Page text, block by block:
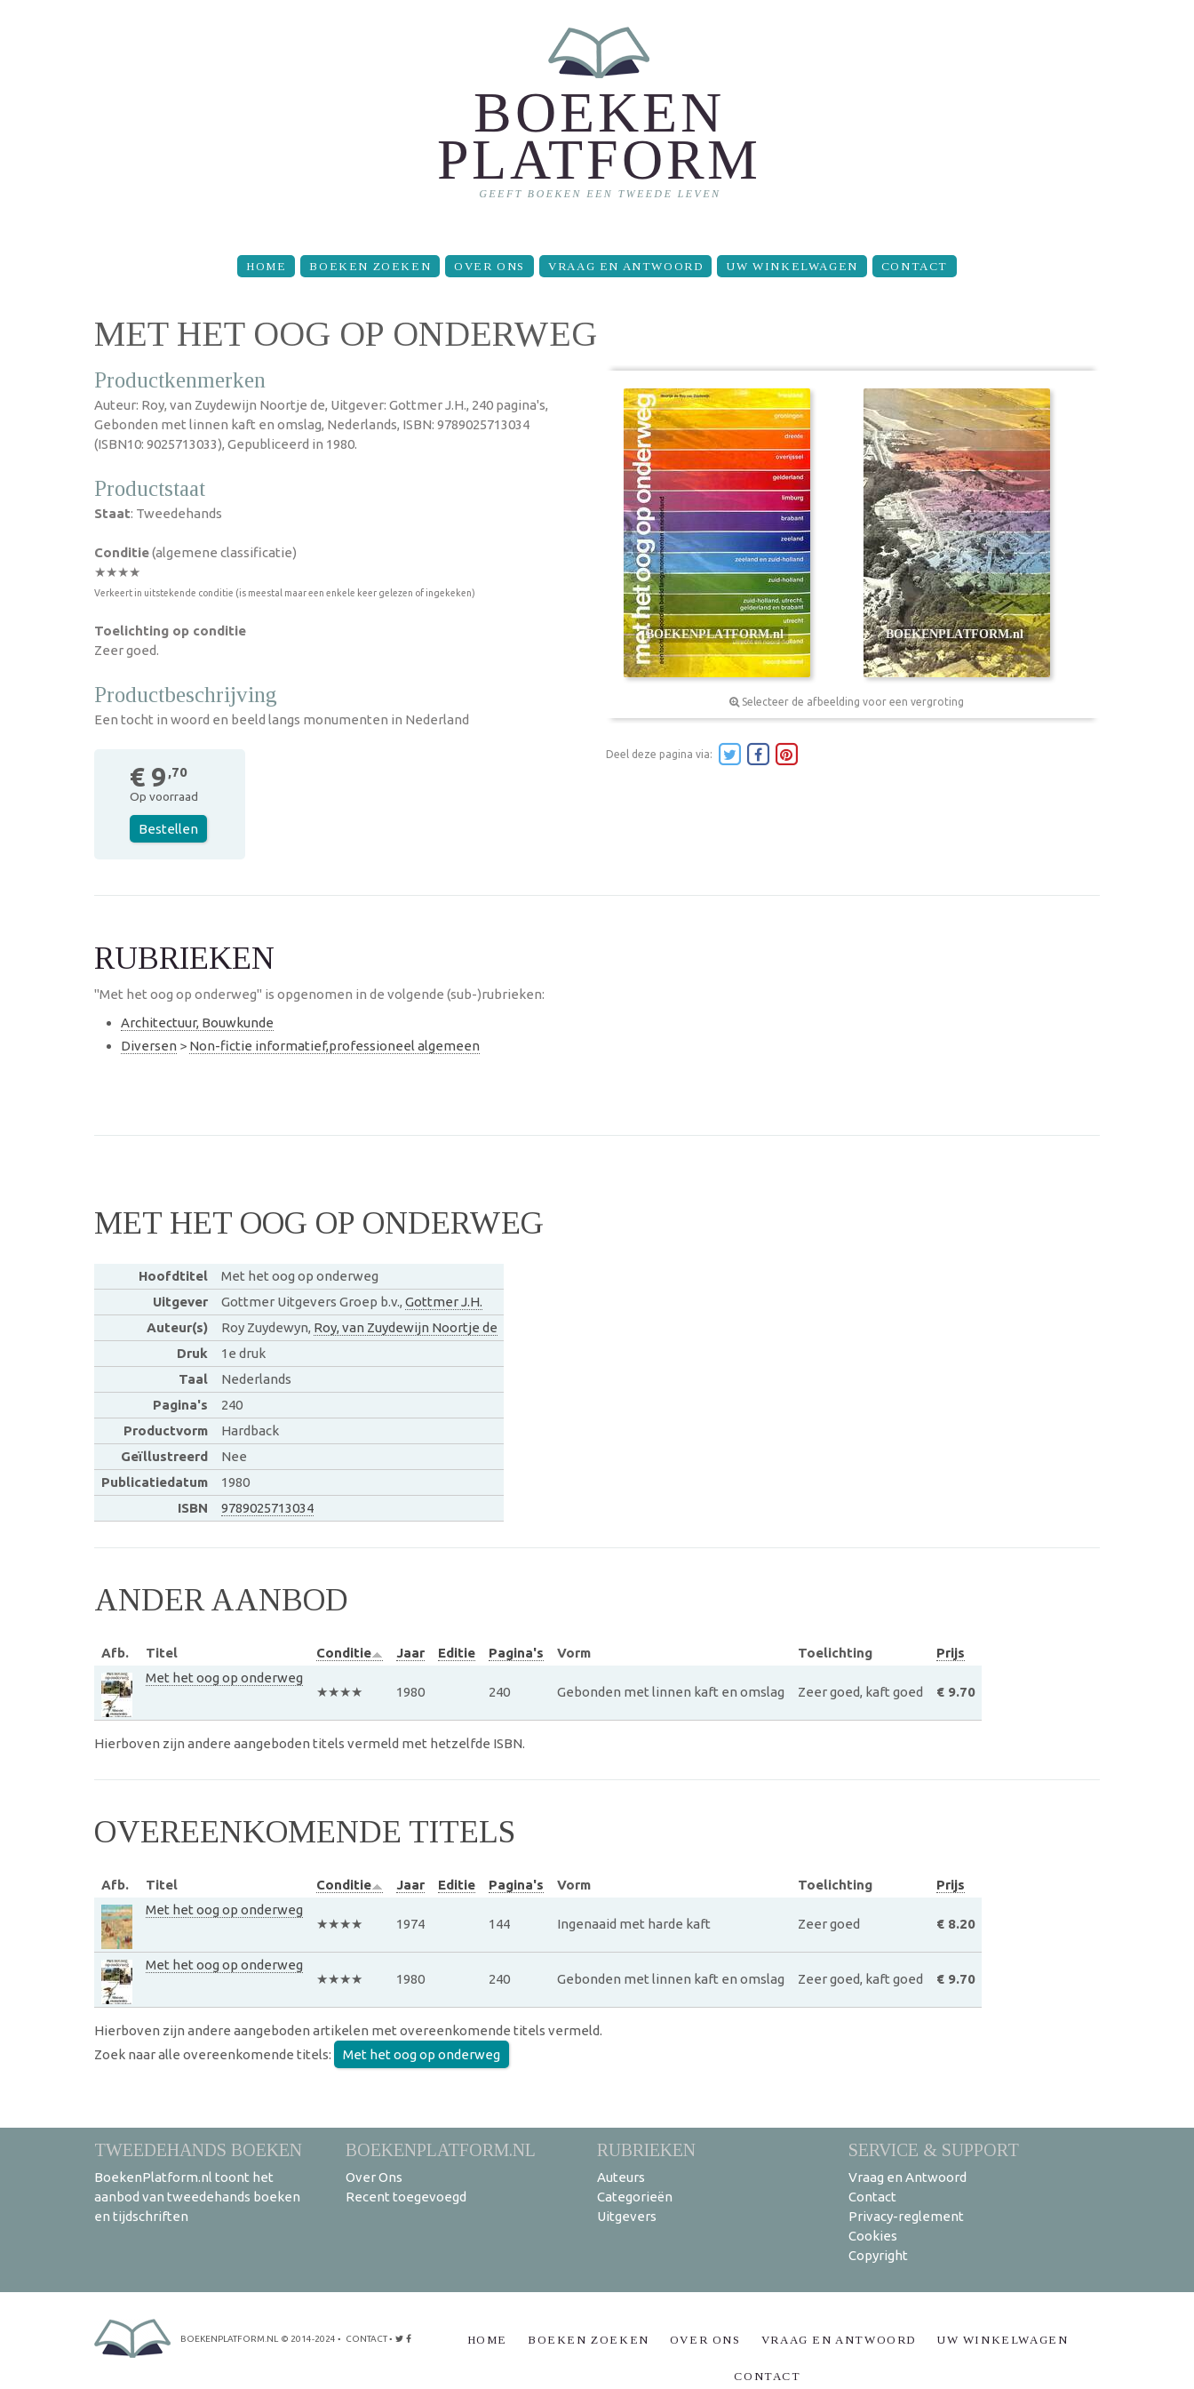
HOME BOEKEN ZOEKEN OVER ONS VRAAG EN ANTWOORD UW WINKELWAGEN CONTACT
MET HET OOG OP ONDERWEG
Productkenmerken
Auteur: Roy, van Zuydewijn Noortje de, Uitgever: Gottmer J.H., 240 pagina's,
Gebonden met linnen kaft en omslag, Nederlands, ISBN: 9789025713034
(ISBN10: 9025713033), Gepubliceerd in 1980.
Productstaat
Staat: Tweedehands
Conditie(algemene classificatie)
★★★★
Verkeert in uitstekende conditie (is meestal maar een enkele keer gelezen of ingekeken)
Toelichting op conditie
Zeer goed.
Productbeschrijving
Een tocht in woord en beeld langs monumenten in Nederland
€ 9 ,70
Op voorraad
Bestellen
Selecteer de afbeelding voor een vergroting
Deel deze pagina via:
RUBRIEKEN
"Met het oog op onderweg" is opgenomen in de volgende (sub-)rubrieken:
Architectuur, Bouwkunde
Diversen > Non-fictie informatief,professioneel algemeen
MET HET OOG OP ONDERWEG
Hoofdtitel
Met het oog op onderweg
Uitgever
Gottmer Uitgevers Groep b.v., Gottmer J.H.
Auteur(s)
Roy Zuydewyn, Roy, van Zuydewijn Noortje de
Druk
1e druk
Taal
Nederlands
Pagina's
240
Productvorm
Hardback
Geïllustreerd
Nee
Publicatiedatum
1980
ISBN
9789025713034
ANDER AANBOD
Afb. Titel Conditie Jaar Editie Pagina's Vorm Toelichting
Prijs
Met het oog op onderweg
★★★★
1980 240 Gebonden met linnen kaft en omslag Zeer goed, kaft goed € 9.70
Hierboven zijn andere aangeboden titels vermeld met hetzelfde ISBN.
OVEREENKOMENDE TITELS
Afb. Titel Conditie Jaar Editie Pagina's Vorm Toelichting
Prijs
Met het oog op onderweg
★★★★
1974 144 Ingenaaid met harde kaft Zeer goed € 8.20
Met het oog op onderweg
★★★★
1980 240 Gebonden met linnen kaft en omslag Zeer goed, kaft goed € 9.70
Hierboven zijn andere aangeboden artikelen met overeenkomende titels vermeld.
Zoek naar alle overeenkomende titels:
Met het oog op onderweg
TWEEDEHANDS BOEKEN
BoekenPlatform.nl toont het
aanbod van tweedehands boeken
en tijdschriften
BOEKENPLATFORM.NL
Over Ons
Recent toegevoegd
RUBRIEKEN
Auteurs
Categorieën
Uitgevers
SERVICE & SUPPORT
Vraag en Antwoord
Contact
Privacy-reglement
Cookies
Copyright
BOEKENPLATFORM.NL © 2014-2024 • CONTACT• HOME BOEKEN ZOEKEN OVER ONS VRAAG EN ANTWOORD UW WINKELWAGEN
CONTACT